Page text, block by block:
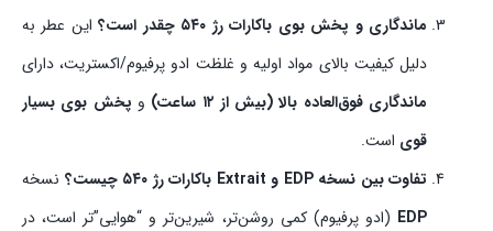
ماندگاری و پخش بوی باکارات رژ ۵۴۰ چقدر است؟
این عطر به
دلیل کیفیت بالای مواد اولیه و غلظت ادو پرفیوم/اکستریت، دارای
ماندگاری فوق‌العاده بالا (بیش از ۱۲ ساعت)
و پخش بوی بسیار
قوی است.
تفاوت بین نسخه EDP و Extrait باکارات رژ ۵۴۰ چیست؟
نسخه
EDP (ادو پرفیوم) کمی روشن‌تر، شیرین‌تر و “هوایی”تر است، در